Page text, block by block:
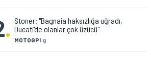
. MOTOGP1 g
Stoner: "Bagnaia haksızlığa uğradı,
Ducati'de olanlar çok üzücü"